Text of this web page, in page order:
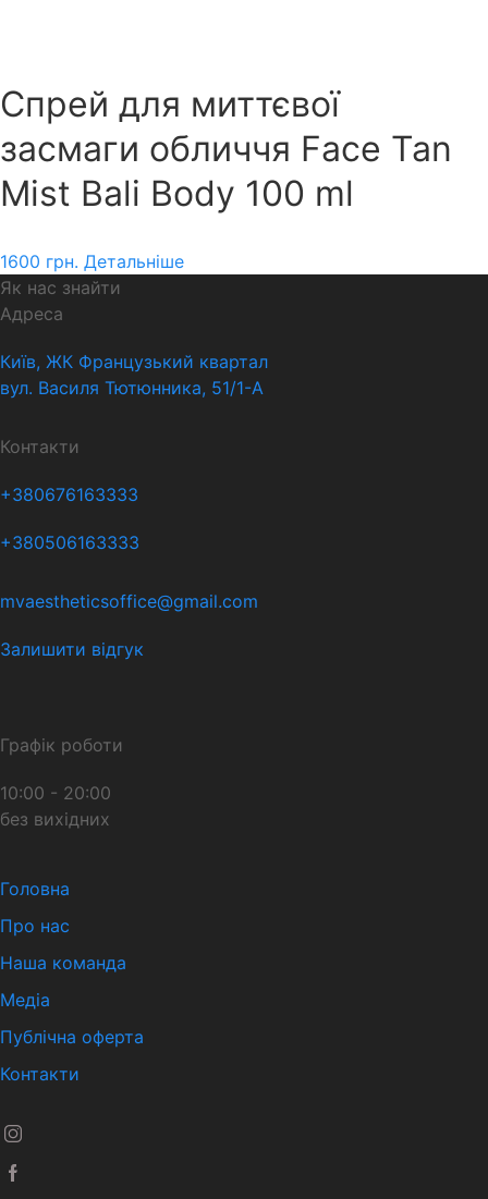
Спрей для миттєвої
засмаги обличчя Face Tan
Mist Bali Body 100 ml
1600 грн. Детальніше
Як нас знайти
Адреса
Київ, ЖК Французький квартал
вул. Василя Тютюнника, 51/1-А
Контакти
+380676163333
+380506163333
mvaestheticsoffice@gmail.com
Залишити відгук
Графік роботи
10:00 - 20:00
без вихідних
Головна
Про нас
Наша команда
Медіа
Публічна оферта
Контакти